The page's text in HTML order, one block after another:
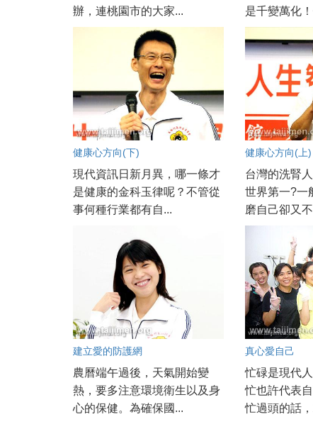
辦，連桃園市的大家...
是千變萬化
健康心方向(下)
現代資訊日新月異，哪一條才
是健康的金科玉律呢？不管從
事何種行業都有自...
健康心方向(上)
台灣的洗腎
世界第一?一
磨自己卻又
建立愛的防護網
農曆端午過後，天氣開始變
熱，要多注意環境衛生以及身
心的保健。為確保國...
真心愛自己
忙碌是現代
忙也許代表
忙過頭的話